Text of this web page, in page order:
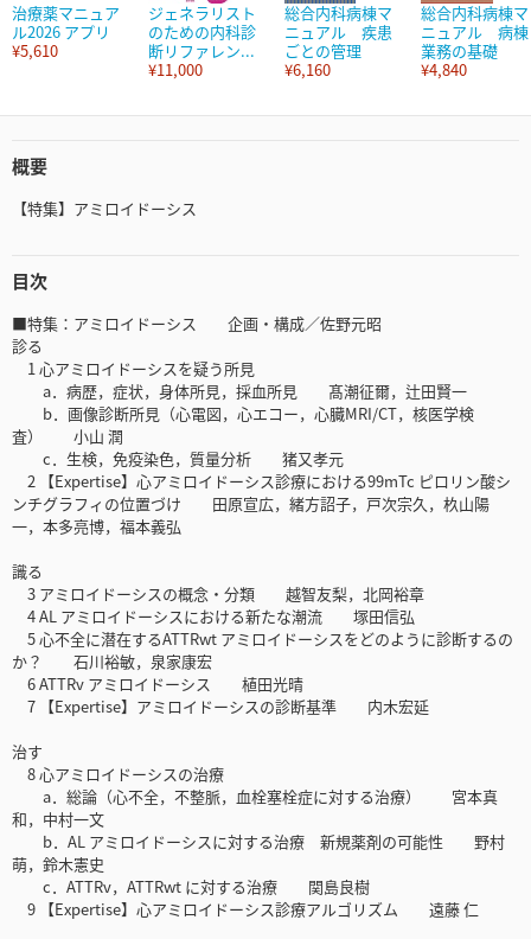
治療薬マニュア
ル2026 アプリ
¥5,610
ジェネラリスト
のための内科診
断リファレン...
¥11,000
総合内科病棟マ
ニュアル 疾患
ごとの管理
¥6,160
総合内科病棟マ
ニュアル 病棟
業務の基礎
¥4,840
概要
【特集】アミロイドーシス
目次
■特集：アミロイドーシス 企画・構成／佐野元昭
診る
1 心アミロイドーシスを疑う所見
a．病歴，症状，身体所見，採血所見 髙潮征爾，辻田賢一
b．画像診断所見（心電図，心エコー，心臓MRI/CT，核医学検
査） 小山 潤
c．生検，免疫染色，質量分析 猪又孝元
2 【Expertise】心アミロイドーシス診療における99mTc ピロリン酸シ
ンチグラフィの位置づけ 田原宣広，緒方詔子，戸次宗久，杦山陽
一，本多亮博，福本義弘
識る
3 アミロイドーシスの概念・分類 越智友梨，北岡裕章
4 AL アミロイドーシスにおける新たな潮流 塚田信弘
5 心不全に潜在するATTRwt アミロイドーシスをどのように診断するの
か？ 石川裕敏，泉家康宏
6 ATTRv アミロイドーシス 植田光晴
7 【Expertise】アミロイドーシスの診断基準 内木宏延
治す
8 心アミロイドーシスの治療
a．総論（心不全，不整脈，血栓塞栓症に対する治療） 宮本真
和，中村一文
b．AL アミロイドーシスに対する治療 新規薬剤の可能性 野村
萌，鈴木憲史
c．ATTRv，ATTRwt に対する治療 関島良樹
9 【Expertise】心アミロイドーシス診療アルゴリズム 遠藤 仁